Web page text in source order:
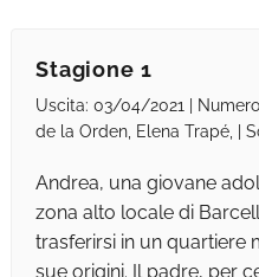
Stagione 1
Uscita: 03/04/2021 |
de la Orden, Elena Trapé, |
Andrea, una giovane
zona alto locale di
trasferirsi in un quartiere
sue origini. Il padre, per